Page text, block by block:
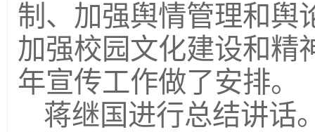
制、加强舆情管理和舆
加强校园文化建设和精
年宣传工作做了安排。
蒋继国进行总结讲话